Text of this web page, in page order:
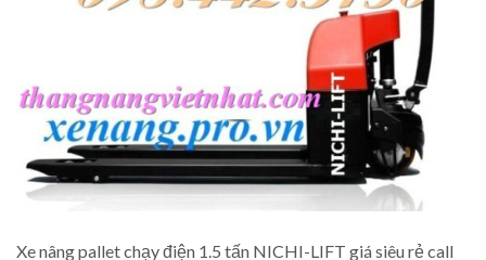
Xe nâng pallet chạy điện 1.5 tấn NICHI-LIFT giá siêu rẻ call